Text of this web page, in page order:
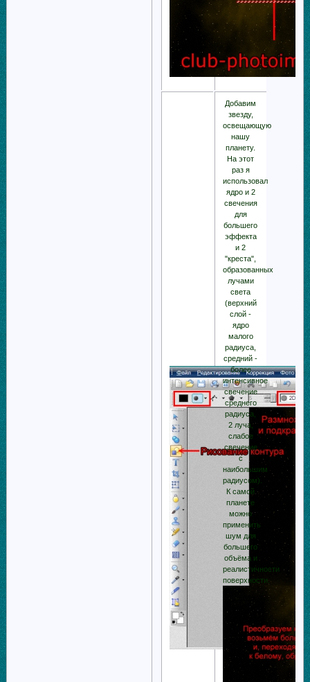
Добавим
звезду,
освещающую
нашу
планету.
На этот
раз я
использовал
ядро и 2
свечения
для
большего
эффекта
и 2
"креста",
образованных
лучами
света
(верхний
слой -
ядро
малого
радиуса,
средний -
более
интенсивное
свечение
среднего
радиуса,
2 луча,
слабое
свечение
с
наибольшим
радиусом).
К самой
планете
можно
применить
шум для
большего
объёма и
реалистичности
поверхности.